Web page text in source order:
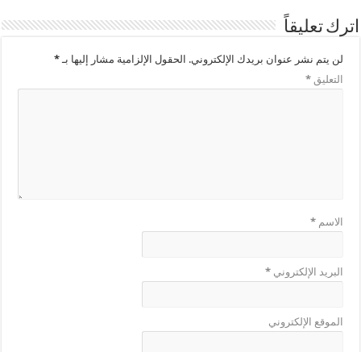
اترك تعليقاً
لن يتم نشر عنوان بريدك الإلكتروني. الحقول الإلزامية مشار إليها بـ*
التعليق*
الاسم*
البريد الإلكتروني*
الموقع الإلكتروني